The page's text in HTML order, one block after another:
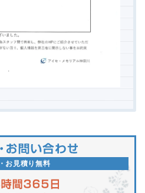
お見積り無料